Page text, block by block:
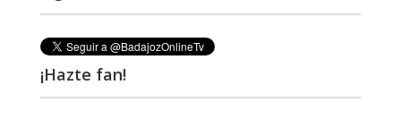
¡Hazte fan!